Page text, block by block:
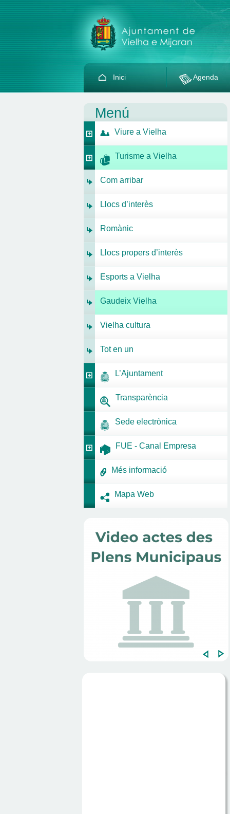
Inici Agenda
Menú
Viure a Vielha
Turisme a Vielha
Com arribar
Llocs d’interès
Romànic
Llocs propers d’interès
Esports a Vielha
Gaudeix Vielha
Vielha cultura
Tot en un
L’Ajuntament
Transparència
Sede electrònica
FUE - Canal Empresa
Més informació
Mapa Web